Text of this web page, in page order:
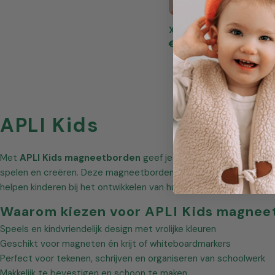
XL Magneetbord met
Normale
prijs
€30,95
V
e
r
z
a
m
APLI Kids
Met APLI Kids magneetborden geef je kinderen een
spelen en creëren. Deze magneetborden zijn speciaal
helpen kinderen bij het ontwikkelen van hun motoriek, planning
Waarom kiezen voor APLI Kids
Speels en kindvriendelijk design met vrolijke kleuren
Geschikt voor magneten én krijt of whiteboardmarkers
Perfect voor tekenen, schrijven en organiseren van schoolwerk